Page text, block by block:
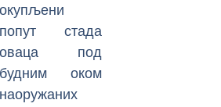
окупљени
попут стада
оваца под
будним оком
наоружаних